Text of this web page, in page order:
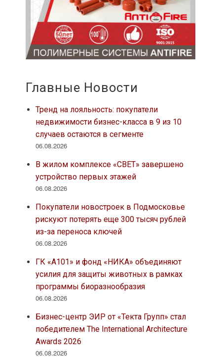
Главные Новости
Тренд на лояльность: покупатели
недвижимости бизнес-класса в 9 из 10
случаев остаются в сегменте
06.08.2026
В жилом комплексе «СВЕТ» завершено
устройство первых этажей
06.08.2026
Покупатели новостроек в Подмосковье
рискуют потерять еще 300 тысяч рублей
из-за переноса ключей
06.08.2026
ГК «А101» и фонд «НИКА» объединяют
усилия для защиты животных в рамках
программы биоразнообразия
06.08.2026
Бизнес-центр ЭИР от «Текта Групп» стал
победителем The International Architecture
Awards 2026
06.08.2026